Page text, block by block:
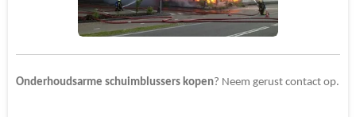
Onderhoudsarme schuimblussers kopen? Neem gerust contact op.